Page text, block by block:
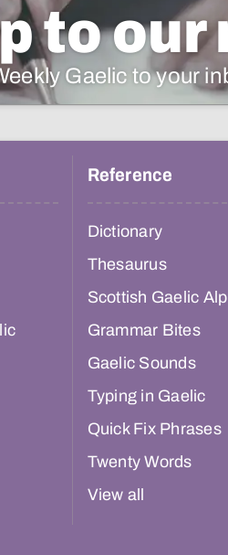
to
Gaelic to your
Reference
Dictionary
Thesaurus
Scottish Gaelic
Grammar Bites
Gaelic Sounds
Typing in Gaelic
Quick Fix Phrases
Twenty Words
View all